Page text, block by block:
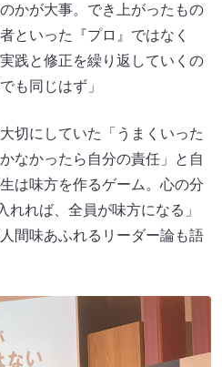
かが大事。でき上がったもの
といった『プロ』ではなく
践と修正を繰り返していくの
も同じはず」
切にしていた「うまくいった
なかったら自分の責任」と自
は味方を作るゲーム。心の分
れれば、全員が味方になる」
間味あふれるリーダー論も語